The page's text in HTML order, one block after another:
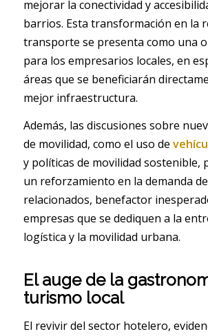
mejorar la conectividad y
barrios. Esta transformación en la
transporte se presenta como una
para los empresarios locales, en
áreas que se beneficiarán
mejor infraestructura.
Además, las discusiones sobre
de movilidad, como el uso de
y políticas de movilidad sostenible,
un reforzamiento en la demanda
relacionados, benefactor
empresas que se dediquen a la
logística y la movilidad urbana.
El auge de la
turismo local
El revivir del sector hotelero,